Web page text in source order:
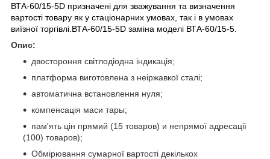
ВТА-60/15-5D призначені для зважування та визначення
вартості товару як у стаціонарних умовах, так і в умовах
виїзної торгівлі.ВТА-60/15-5D заміна моделі ВТА-60/15-5.
Опис:
двостороння світлодіодна індикація;
платформа виготовлена з неіржавкої сталі;
автоматична встановлення нуля;
компенсація маси тары;
пам'ять цін прямий (15 товаров) и непрямої адресації
(100) товаров);
Обмірювання сумарної вартості декількох